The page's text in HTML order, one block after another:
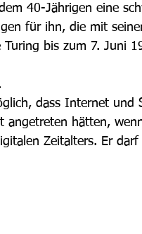
40-Jährigen eine
für ihn, die mit
bis zum 7. Juni
dass Internet und
angetreten hätten,
Zeitalters. Er